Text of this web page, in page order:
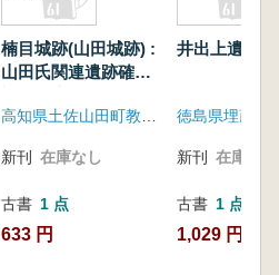
楠目城跡(山田城跡) :
山田氏関連遺跡確認
新刊 在庫なし
古書 1 点
633 円
井出上遺跡
新刊 在庫なし
古書 1 点
1,029 円